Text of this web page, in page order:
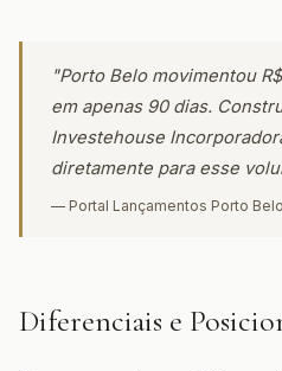
"Porto Belo movimentou
em apenas 90 dias.
Investehouse
diretamente para esse
— Portal Lançamentos Porto Belo
Diferenciais e